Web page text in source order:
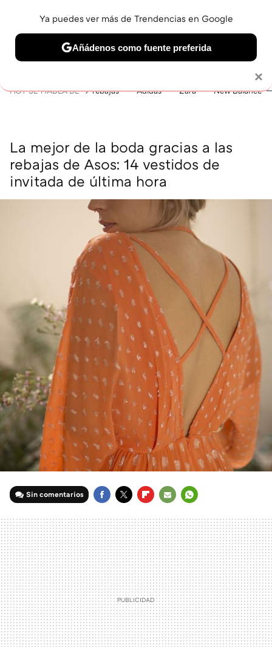
BELLEZA SHOPPING VIAJES GASTRO SNEAKERS
HOY SE HABLA DE rebajas Adidas Zara New Balance
La mejor de la boda gracias a las
rebajas de Asos: 14 vestidos de
invitada de última hora
Sin comentarios
MAIL
×
Ya puedes ver más de Trendencias en Google
Añádenos como fuente preferida